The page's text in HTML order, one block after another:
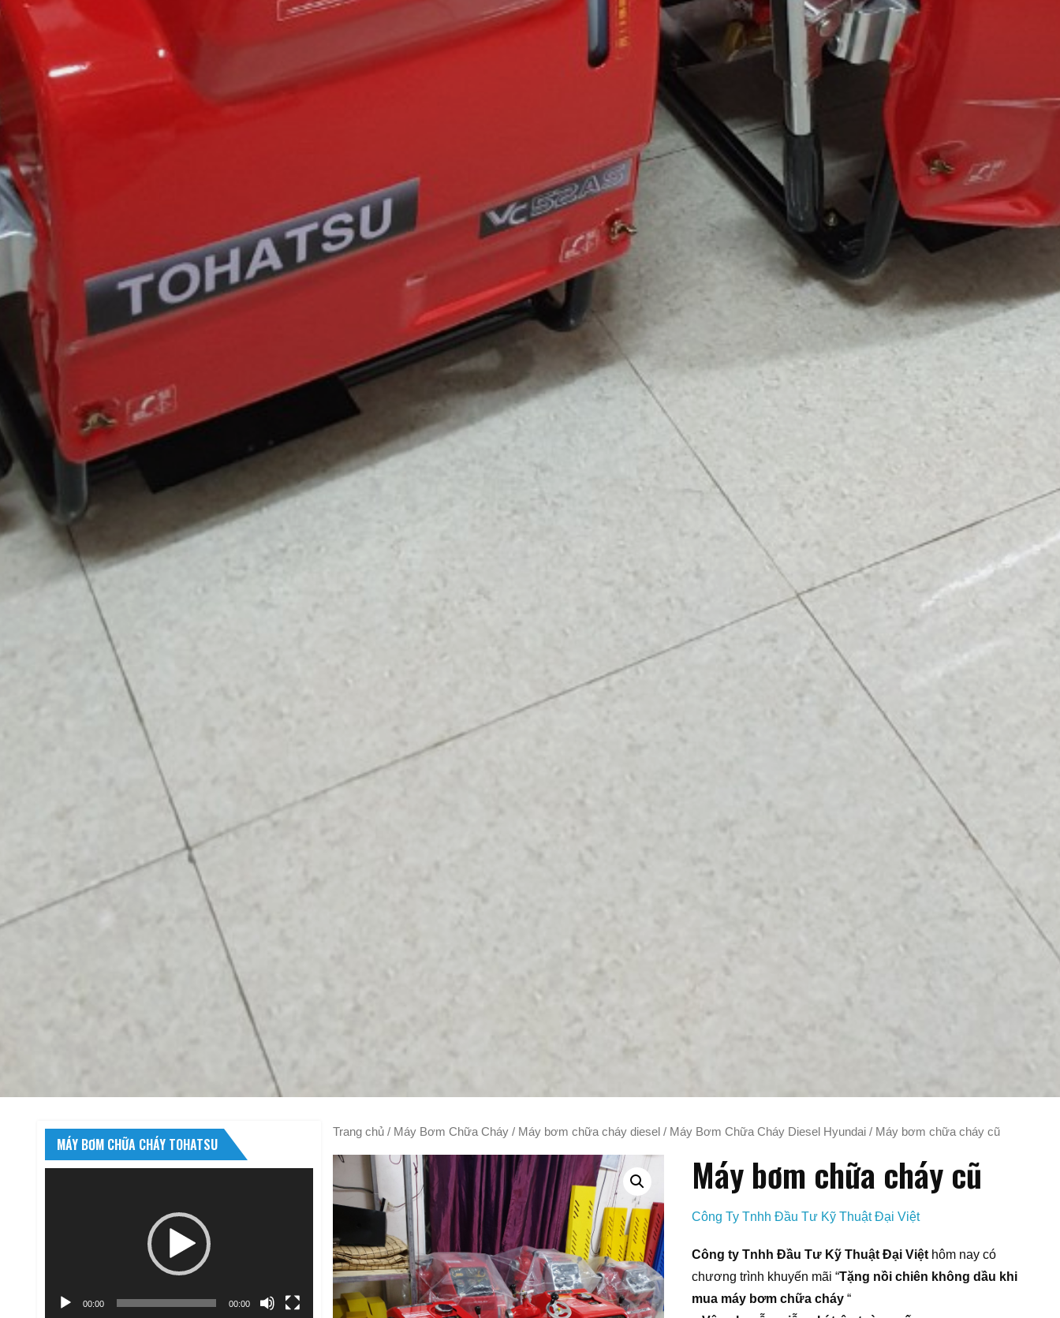
Trang chủ / Máy Bơm Chữa Cháy / Máy bơm chữa cháy diesel / Máy Bơm Chữa Cháy Diesel Hyundai / Máy bơm chữa cháy cũ
Máy bơm chữa cháy cũ
Công Ty Tnhh Đầu Tư Kỹ Thuật Đại Việt
Công ty Tnhh Đầu Tư Kỹ Thuật Đại Việt hôm nay có
chương trình khuyến mãi “Tặng nồi chiên không dầu khi
mua máy bơm chữa cháy “
MÁY BƠM CHỮA CHÁY TOHATSU
00:00 00:00